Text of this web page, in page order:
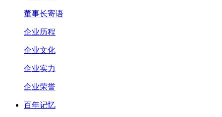
董事长寄语
企业历程
企业文化
企业实力
企业荣誉
百年记忆